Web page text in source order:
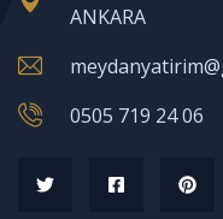
ANKARA
0505 719 24 06